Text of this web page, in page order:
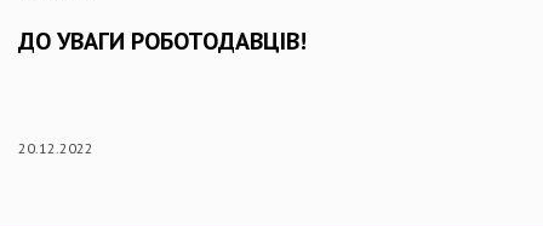
ДО УВАГИ РОБОТОДАВЦІВ!
20.12.2022